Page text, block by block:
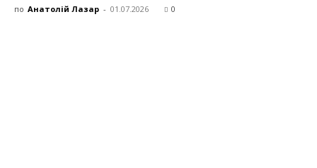
по Анатолій Лазар - 01.07.2026 0